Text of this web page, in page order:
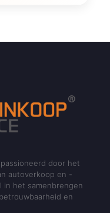
door het
autoverkoop en -
in het samenbrengen
en